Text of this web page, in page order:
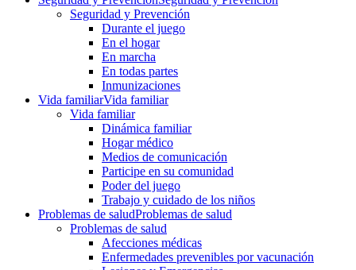
Seguridad y Prevención
Durante el juego
En el hogar
En marcha
En todas partes
Inmunizaciones
Vida familiarVida familiar
Vida familiar
Dinámica familiar
Hogar médico
Medios de comunicación
Participe en su comunidad
Poder del juego
Trabajo y cuidado de los niños
Problemas de saludProblemas de salud
Problemas de salud
Afecciones médicas
Enfermedades prevenibles por vacunación